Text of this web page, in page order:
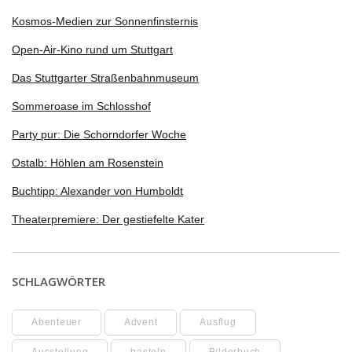
Kosmos-Medien zur Sonnenfinsternis
Open-Air-Kino rund um Stuttgart
Das Stuttgarter Straßenbahnmuseum
Sommeroase im Schlosshof
Party pur: Die Schorndorfer Woche
Ostalb: Höhlen am Rosenstein
Buchtipp: Alexander von Humboldt
Theaterpremiere: Der gestiefelte Kater
SCHLAGWÖRTER
Abenteuer Advent Ausflug